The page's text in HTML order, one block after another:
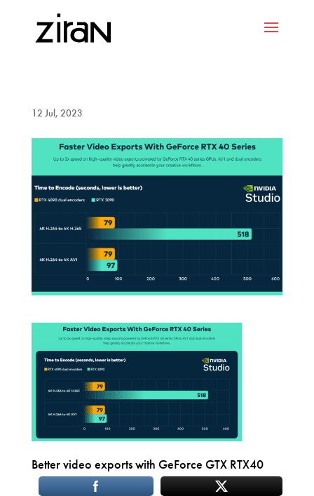
12 Jul, 2023
Better video exports with GeForce GTX RTX40